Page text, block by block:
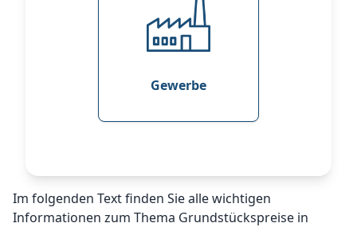
Gewerbe
Im folgenden Text finden Sie alle wichtigen
Informationen zum Thema Grundstückspreise in